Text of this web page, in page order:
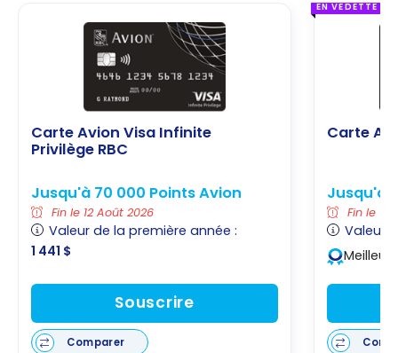
Carte Avion Visa Infinite
Privilège RBC
Jusqu'à 70 000 Points Avion
Fin le 12 Août 2026
Valeur de la première année :
1 441 $
Souscrire
Comparer
EN VEDETTE
Carte
Jusqu'à
Fin le 12
Valeur